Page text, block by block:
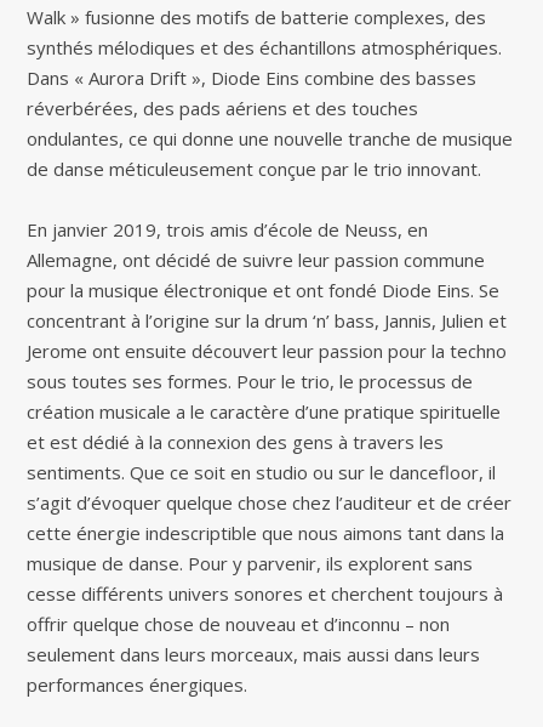
Walk » fusionne des motifs de batterie complexes, des
synthés mélodiques et des échantillons atmosphériques.
Dans « Aurora Drift », Diode Eins combine des basses
réverbérées, des pads aériens et des touches
ondulantes, ce qui donne une nouvelle tranche de musique
de danse méticuleusement conçue par le trio innovant.
En janvier 2019, trois amis d’école de Neuss, en
Allemagne, ont décidé de suivre leur passion commune
pour la musique électronique et ont fondé Diode Eins. Se
concentrant à l’origine sur la drum ‘n’ bass, Jannis, Julien et
Jerome ont ensuite découvert leur passion pour la techno
sous toutes ses formes. Pour le trio, le processus de
création musicale a le caractère d’une pratique spirituelle
et est dédié à la connexion des gens à travers les
sentiments. Que ce soit en studio ou sur le dancefloor, il
s’agit d’évoquer quelque chose chez l’auditeur et de créer
cette énergie indescriptible que nous aimons tant dans la
musique de danse. Pour y parvenir, ils explorent sans
cesse différents univers sonores et cherchent toujours à
offrir quelque chose de nouveau et d’inconnu – non
seulement dans leurs morceaux, mais aussi dans leurs
performances énergiques.